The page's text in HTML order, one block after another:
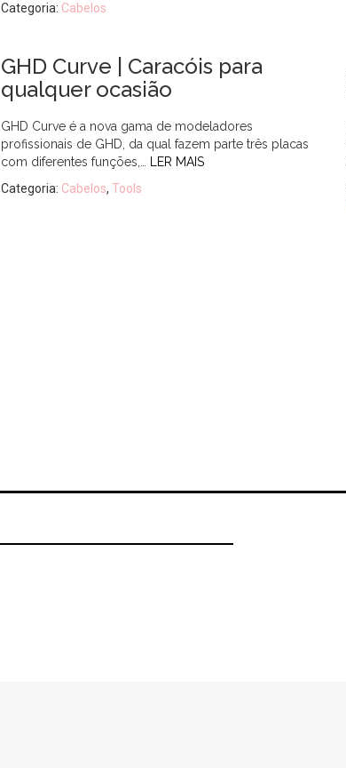
Categoria: Cabelos
GHD Curve | Caracóis para
qualquer ocasião
GHD Curve é a nova gama de modeladores
profissionais de GHD, da qual fazem parte três placas
com diferentes funções,…
LER MAIS
Categoria: Cabelos, Tools